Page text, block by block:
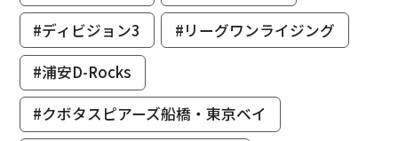
#ディビジョン3
#リーグワンライジング
#浦安D-Rocks
#クボタスピアーズ船橋・東京ベイ